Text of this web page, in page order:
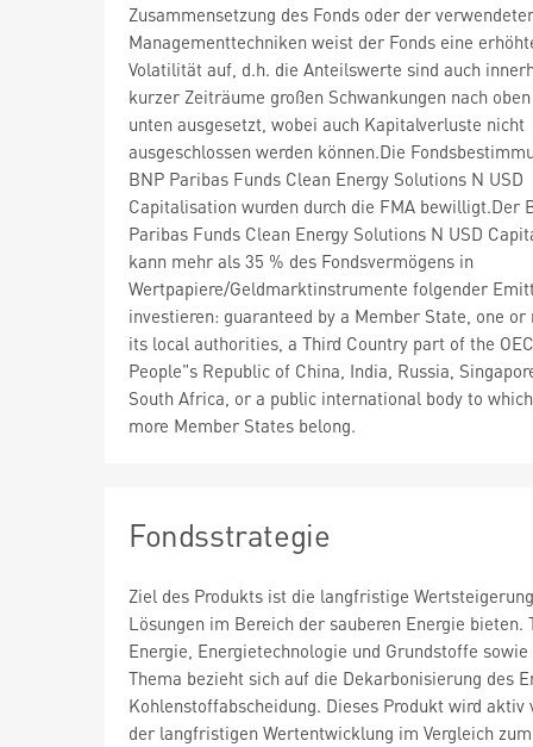
Zusammensetzung des Fonds oder der
Managementtechniken weist der Fonds eine
Volatilität auf, d.h. die Anteilswerte sind auch
kurzer Zeiträume großen Schwankungen nach
unten ausgesetzt, wobei auch Kapitalverluste nicht
ausgeschlossen werden können.Die
BNP Paribas Funds Clean Energy Solutions N USD
Capitalisation wurden durch die FMA bewilligt.Der
Paribas Funds Clean Energy Solutions N USD
kann mehr als 35 % des Fondsvermögens in
Wertpapiere/Geldmarktinstrumente folgender
investieren: guaranteed by a Member State, one or
its local authorities, a Third Country part of the
People"s Republic of China, India, Russia,
South Africa, or a public international body to
more Member States belong.
Fondsstrategie
Ziel des Produkts ist die langfristige
Lösungen im Bereich der sauberen Energie
Energie, Energietechnologie und Grundstoffe
Thema bezieht sich auf die Dekarbonisierung des
Kohlenstoffabscheidung. Dieses Produkt wird
der langfristigen Wertentwicklung im Vergleich